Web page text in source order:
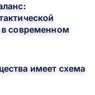
современном
имеет схема